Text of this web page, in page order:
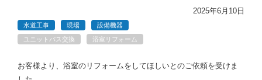
2025年6月10日
水道工事 現場
設備機器
ユニットバス交換
浴室リフォーム
お客様より、浴室のリフォームをしてほしいとのご依頼を受けま